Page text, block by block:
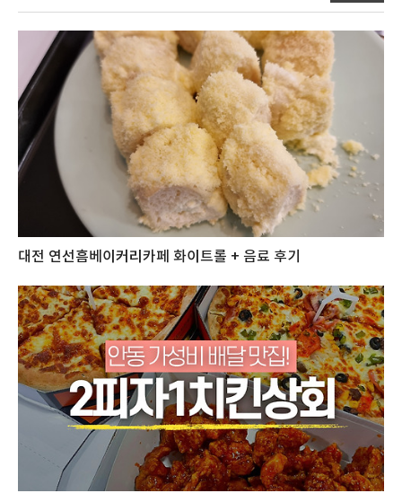
대전 연선흠베이커리카페 화이트롤 + 음료 후기